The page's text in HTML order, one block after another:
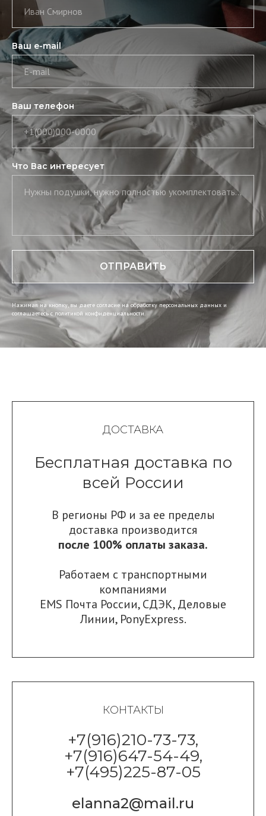
Иван Смирнов
Ваш e-mail
E-mail
Ваш телефон
+1(000)000-0000
Что Вас интересует
Нужны подушки, нужно полностью укомплектовать постель, нужны скатерть и салфетки
ОТПРАВИТЬ
Нажимая на кнопку, вы даете согласие на обработку персональных данных и
соглашаетесь c политикой конфиденциальности.
ДОСТАВКА
Бесплатная доставка по
всей России
В регионы РФ и за ее пределы
доставка производится
после 100% оплаты заказа.
Работаем с транспортными
компаниями
EMS Почта России,СДЭК,Деловые
Линии, PonyExpress.
КОНТАКТЫ
+7(916)210-73-73,
+7(916)647-54-49,
+7(495)225-87-05
elanna2@mail.ru